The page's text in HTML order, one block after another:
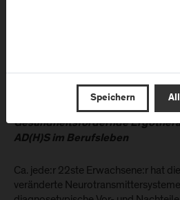
Katrin Meßner, Studiengang
FH Salzburg, Studiengang
BACHELORARBEIT: Gesund und
Gesundheitsfördernde
AD(H)S im Berufsleben
Ca. jede:r 22ste Erwachsene:r hat
veränderte
Speichern